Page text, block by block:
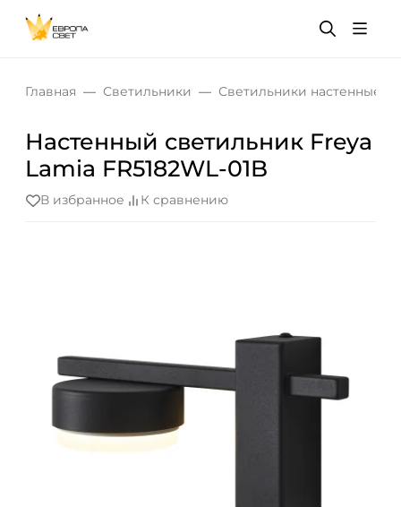
Главная Светильники Светильники настенные
Настенный светильник Freya
Lamia FR5182WL-01B
В избранное К сравнению